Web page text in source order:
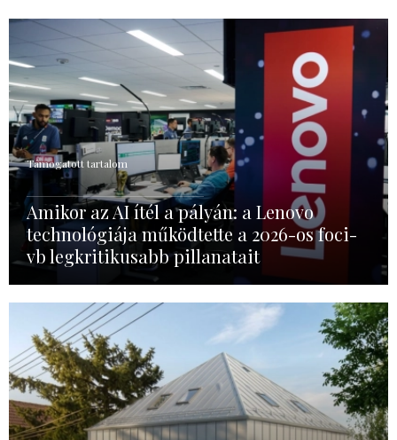
Támogatott tartalom
Amikor az AI ítél a pályán: a Lenovo
technológiája működtette a 2026-os foci-
vb legkritikusabb pillanatait